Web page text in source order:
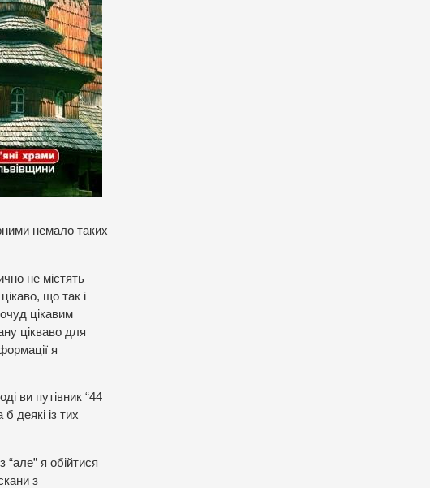
немало таких
не містять
що так і
цікавим
цікваво для
я
ви путівник “44
деякі із тих
я обійтися
з